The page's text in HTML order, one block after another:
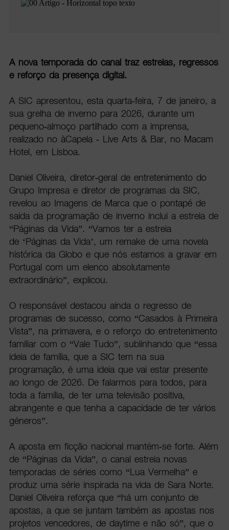
A nova temporada do canal traz estreias, regressos
e reforço da presença digital.
A SIC apresentou, esta quarta-feira, 7 de janeiro, a
sua grelha de inverno para 2026, durante um
pequeno-almoço partilhado com a imprensa,
realizado no àCapela - Live Arts & Bar, no Macam
Hotel, em Lisboa.
Daniel Oliveira, diretor-geral de entretenimento do
Grupo Impresa e diretor de programas da SIC,
revelou ao Imagens de Marca que o pontapé de
saída da programação de inverno inclui a estreia de
“Páginas da Vida”. “Vamos ter a estreia
de ‘Páginas da Vida’, um remake de uma novela
histórica da Globo e que nós estamos a gravar em
Portugal com um elenco absolutamente
extraordinário”, explicou.
O responsável destacou ainda o regresso de
programas de sucesso, como “Casados à Primeira
Vista”, na primavera, e o reforço do entretenimento
familiar com o “Vale Tudo”, sublinhando que “essa
ideia de família, que a SIC tem na sua
programação, é uma ideia que vai estar presente
ao longo de 2026. De falarmos para todos, para
toda a família, de ter uma televisão positiva,
abrangente e que tenha a capacidade de ter vários
géneros”.
A aposta em ficção nacional mantém-se forte. Além
de “Páginas da Vida”, o canal estreia novas
temporadas de séries como “Lua Vermelha” e
produz uma série inspirada na vida de Sara Norte.
Daniel Oliveira reforça que “há um conjunto de
apostas, a que se juntam também as apostas nos
projetos vencedores, de daytime e não só”, que o